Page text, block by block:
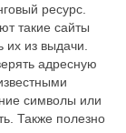
ресурс.
такие сайты
их из выдачи.
адресную
символы или
Также полезно